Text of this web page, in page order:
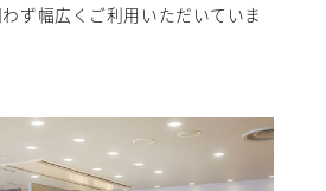
ず幅広くご利用いただいていま